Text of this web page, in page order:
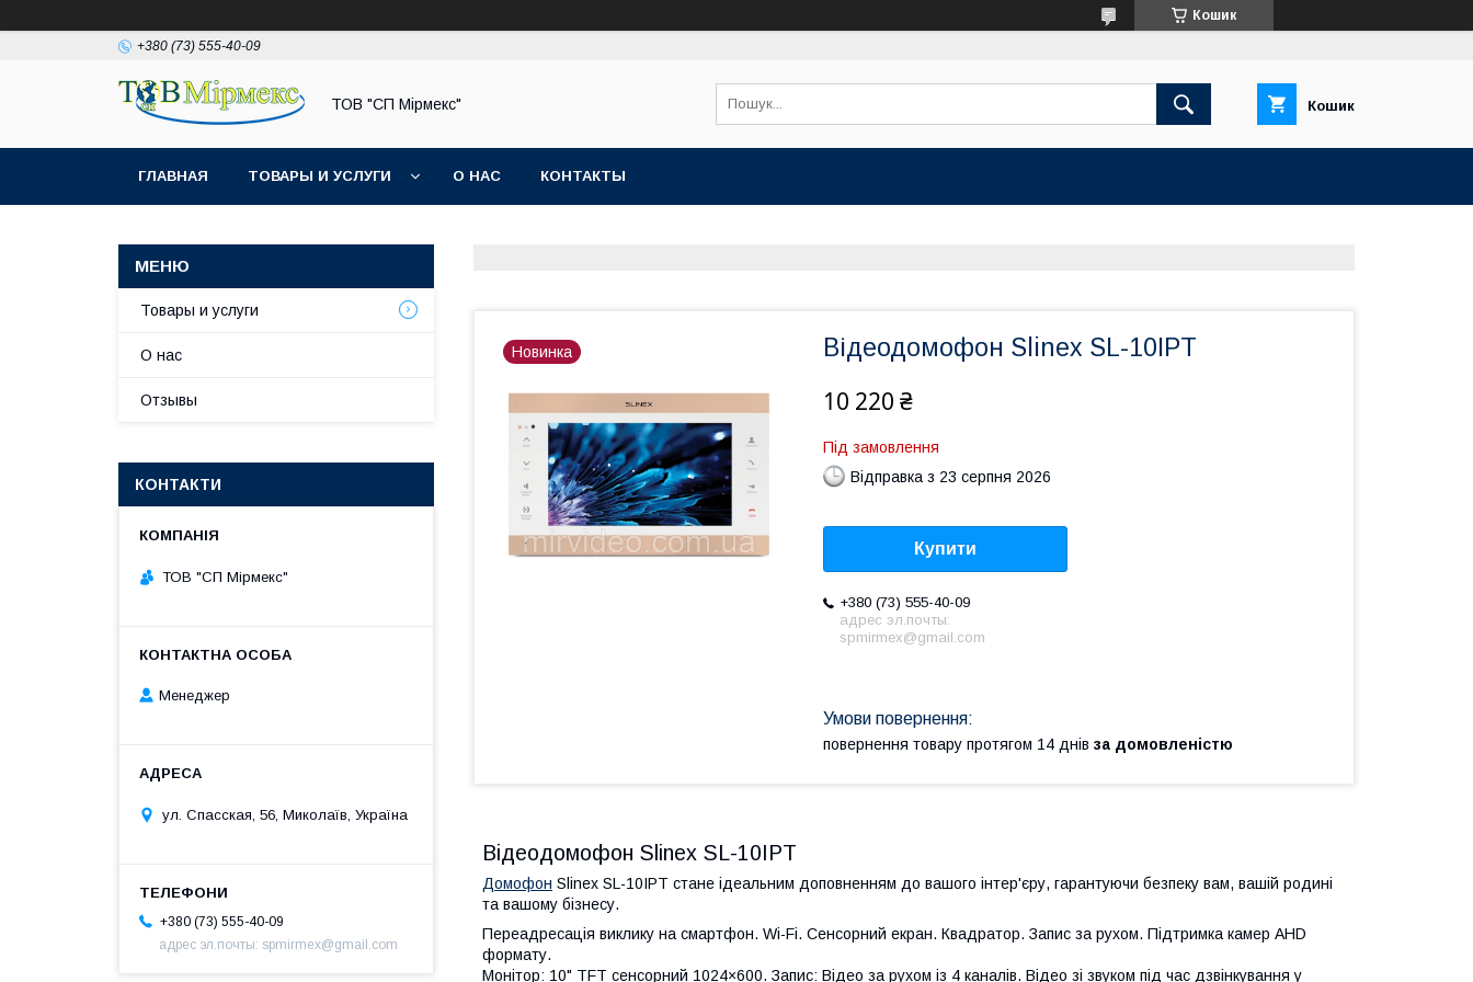
Кошик
+380 (73) 555-40-09
ТОВ "СП Мірмекс" Кошик
ГЛАВНАЯ ТОВАРЫ И УСЛУГИ О НАС КОНТАКТЫ
Новинка Відеодомофон Slinex SL-10IPT
10 220 ₴
Під замовлення
Відправка з 23 серпня 2026
Купити
+380 (73) 555-40-09
адрес эл.почты:
spmirmex@gmail.com
повернення товару протягом 14 днів за домовленістю
Відеодомофон Slinex SL-10IPT
Домофон Slinex SL-10IPT стане ідеальним доповненням до вашого інтер'єру, гарантуючи безпеку вам, вашій родині
та вашому бізнесу.
Переадресація виклику на смартфон. Wi-Fi. Сенсорний екран. Квадратор. Запис за рухом. Підтримка камер AHD
формату.
Монітор: 10" TFT сенсорний 1024×600. Запис: Відео за рухом із 4 каналів. Відео зі звуком під час дзвінкування у
Товары и услуги
О нас
Отзывы
КОНТАКТИ
ТОВ "СП Мірмекс"
Менеджер
ул. Спасская, 56, Миколаїв, Україна
+380 (73) 555-40-09
адрес эл.почты: spmirmex@gmail.com